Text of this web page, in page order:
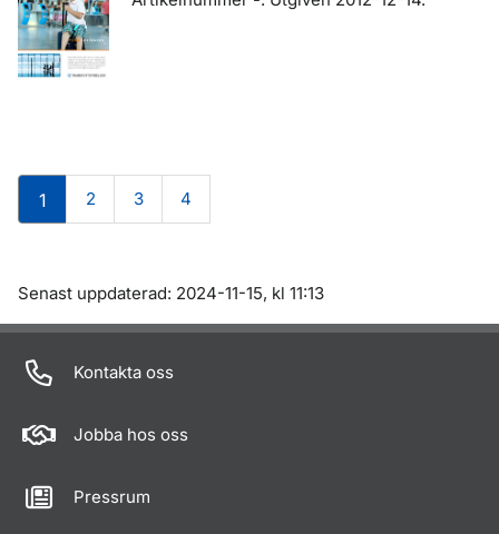
1 2 3 4
Om sidan
Senast uppdaterad: 2024-11-15, kl 11:13
Kontakta oss
Jobba hos oss
Pressrum